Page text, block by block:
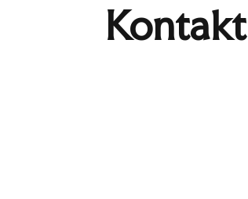
Kontakt